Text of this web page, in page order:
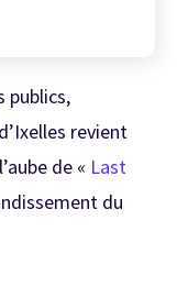
publics,
revient
de « Last
du